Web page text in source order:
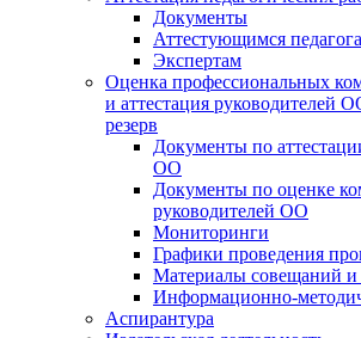
Документы
Аттестующимся
Экспертам
Оценка профессиональных
и аттестация руководителей
резерв
Документы по
ОО
Документы по оценке
руководителей ОО
Мониторинги
Графики проведения
Материалы совещаний и
Информационно-
Аспирантура